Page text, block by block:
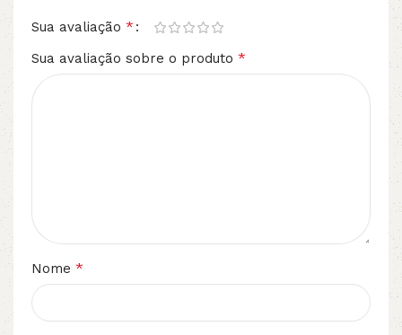
Sua avaliação *
Sua avaliação sobre o produto *
Nome *